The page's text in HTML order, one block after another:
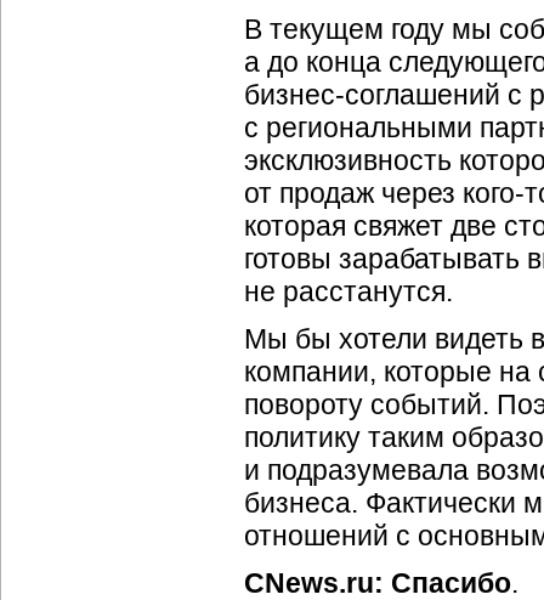
В текущем году мы
а до конца
бизнес-соглашений
с региональными
эксклюзивность
от продаж через кого-
которая свяжет две
готовы зарабатывать
не расстанутся.
Мы бы хотели видеть
компании, которые на
повороту событий.
политику таким
и подразумевала
бизнеса. Фактически
отношений с
CNews.ru: Спасибо.